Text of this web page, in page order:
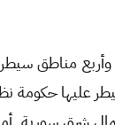
وأربع مناطق
عليها حكومة